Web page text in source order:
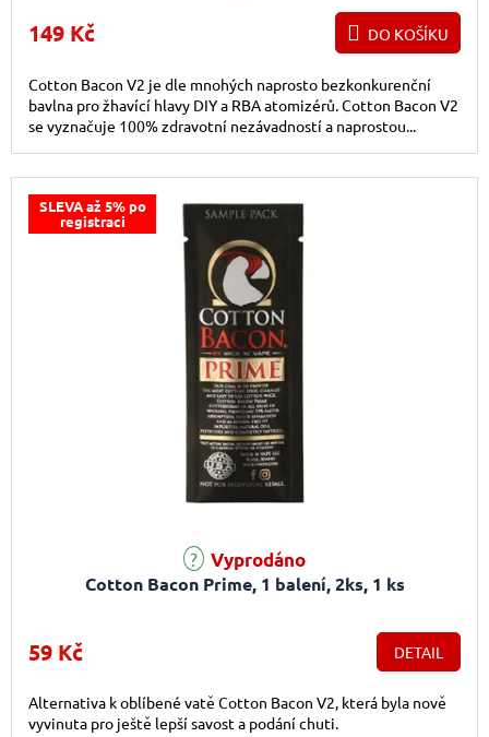
149 Kč DO KOŠÍKU
Cotton Bacon V2 je dle mnohých naprosto bezkonkurenční
bavlna pro žhavící hlavy DIY a RBA atomizérů. Cotton Bacon V2
se vyznačuje 100% zdravotní nezávadností a naprostou...
SLEVA až 5% po
registraci
Cotton Bacon Prime, 1 balení, 2ks, 1 ks
Vyprodáno
59 Kč DETAIL
Alternativa k oblíbené vatě Cotton Bacon V2, která byla nově
vyvinuta pro ještě lepší savost a podání chuti.